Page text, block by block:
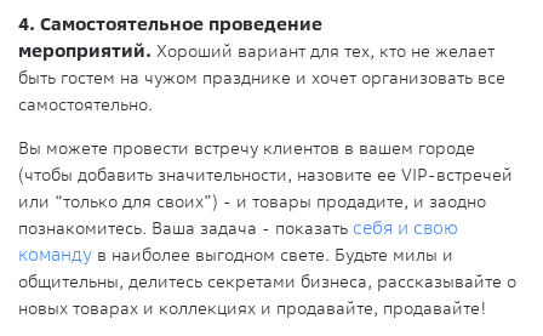
4. Самостоятельное проведение
мероприятий. Хороший вариант для тех, кто не желает
быть гостем на чужом празднике и хочет организовать все
самостоятельно.
Вы можете провести встречу клиентов в вашем городе
(чтобы добавить значительности, назовите ее VIP-встречей
или “только для своих”) - и товары продадите, и заодно
познакомитесь. Ваша задача - показать себя и свою
команду в наиболее выгодном свете. Будьте милы и
общительны, делитесь секретами бизнеса, рассказывайте о
новых товарах и коллекциях и продавайте, продавайте!